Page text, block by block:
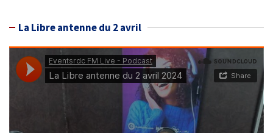
La Libre antenne du 2 avril